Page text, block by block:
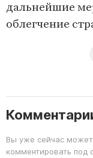
дальнейшие
облегчение
Вы уже сейчас
комментировать под